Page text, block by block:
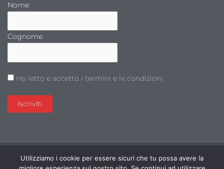
Nome
Cognome
Ho letto e accetto i termini e le condizioni
TEL. 010-310.821 | pripa@fideuram.it | Iscritto all’Albo
Utilizziamo i cookie per essere sicuri che tu possa avere la